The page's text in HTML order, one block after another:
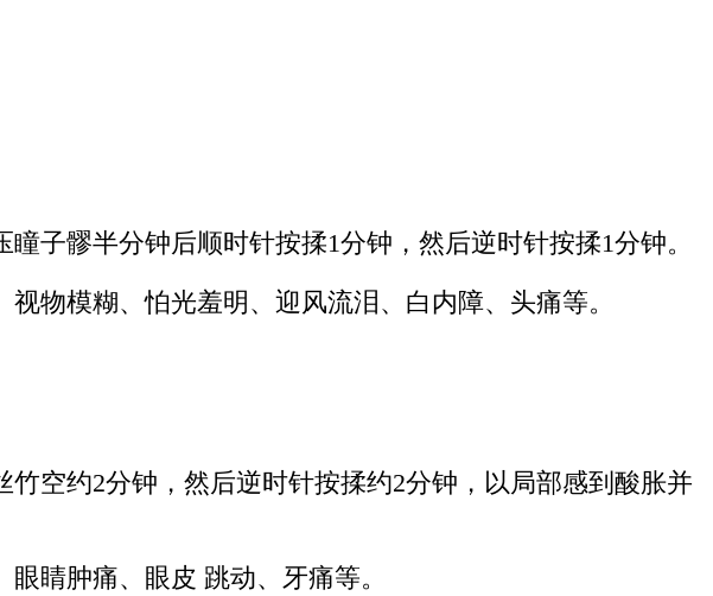
子髎半分钟后顺时针按揉1分钟，然后逆时针按揉1分钟。
物模糊、怕光羞明、迎风流泪、白内障、头痛等。
空约2分钟，然后逆时针按揉约2分钟，以局部感到酸胀并
睛肿痛、眼皮 跳动、牙痛等。